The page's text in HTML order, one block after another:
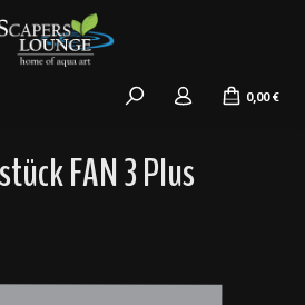
0,00 €
FAN 3 Plus